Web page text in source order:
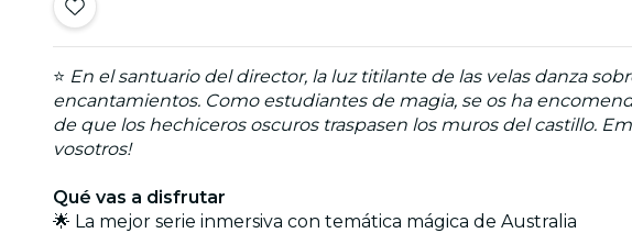
⭐ En el santuario del director, la luz titilante de las velas danza
encantamientos. Como estudiantes de magia, se os ha
de que los hechiceros oscuros traspasen los muros del castillo.
vosotros!
Qué vas a disfrutar
🌟 La mejor serie inmersiva con temática mágica de Australia